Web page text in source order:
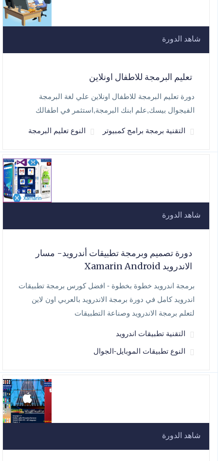
شاهد الدورة
تعليم البرمجة للاطفال اونلاين
دورة تعليم البرمجة للاطفال اونلاين علي لغة البرمجة
الفيجوال بيسك,علم ابنك البرمجة,استثمر في اطفالك
التقنية برمجة برامج كمبيوتر النوع تعليم البرمجة
شاهد الدورة
دورة تصميم وبرمجة تطبيقات أندرويد- مسار
الاندرويد Xamarin Android
برمجة اندرويد خطوة بخطوة - افضل كورس برمجة تطبيقات
اندرويد كامل في دورة برمجة الاندرويد بالعربي اون لاين
لتعلم برمجة الاندرويد وصناعة التطبيقات
التقنية تطبيقات اندرويد
النوع تطبيقات الموبايل-الجوال
شاهد الدورة